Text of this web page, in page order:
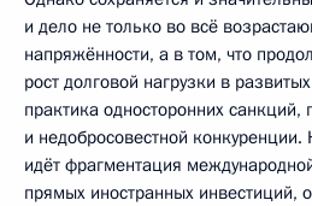
и дело не только во всё
напряжённости, а в том, что
рост долговой нагрузки в
практика односторонних санкций,
и недобросовестной конкуренции.
идёт фрагментация
прямых иностранных инвестиций,